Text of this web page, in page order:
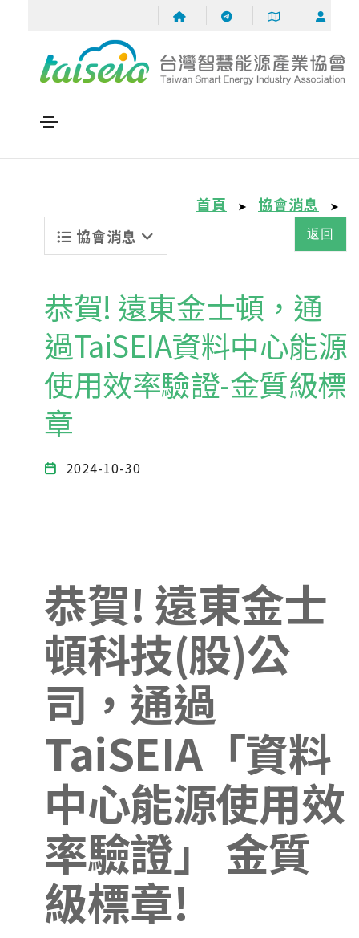
首頁 ➤ 協會消息 ➤
協會消息 返回
恭賀! 遠東金士頓，通
過TaiSEIA資料中心能源
使用效率驗證-金質級標
章
2024-10-30
恭賀! 遠東金士
頓科技(股)公
司，通過
TaiSEIA「資料
中心能源使用效
率驗證」 金質
級標章!